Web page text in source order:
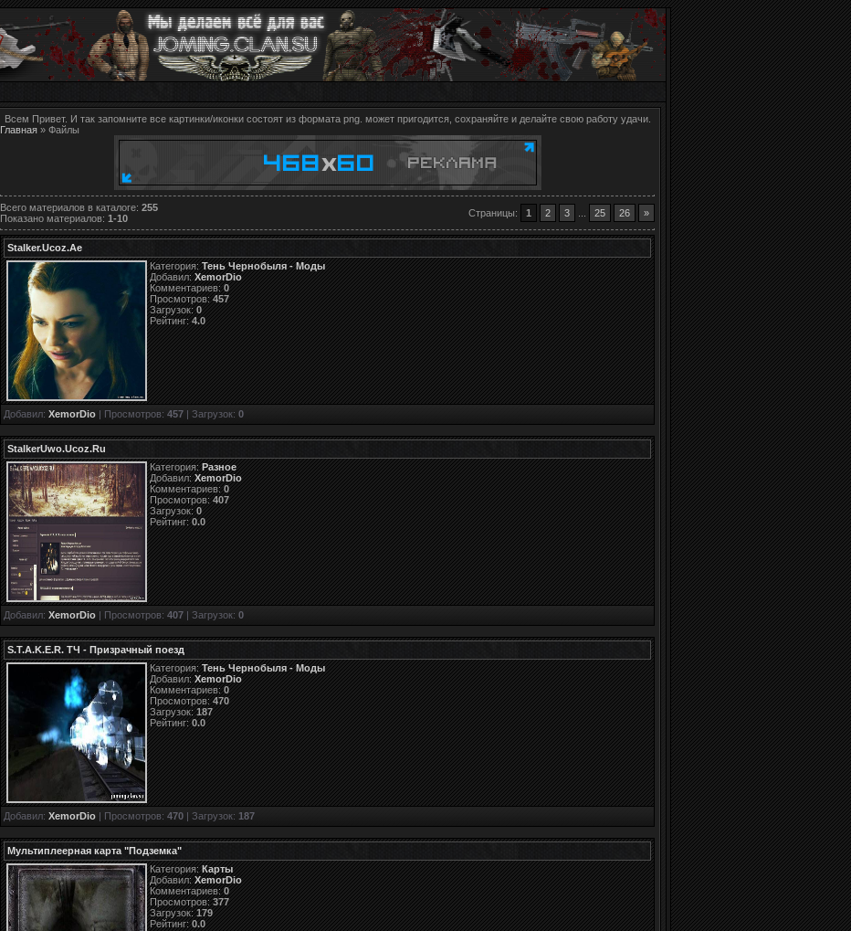
Всем Привет. И так запомните все картинки/иконки состоят из формата png. может пригодится, сохраняйте и делайте свою работу удачи.
Главная » Файлы
Всего материалов в каталоге: 255
Показано материалов: 1-10 Страницы: 1 2 3 25 26 »
Stalker.Ucoz.Ae
Категория:Тень Чернобыля - Моды
Добавил:XemorDio
Комментариев:0
Просмотров:457
Загрузок:0
Рейтинг:4.0
Добавил: XemorDio | Просмотров: 457 | Загрузок: 0
StalkerUwo.Ucoz.Ru
Категория:Разное
Добавил:XemorDio
Комментариев:0
Просмотров:407
Загрузок:0
Рейтинг:0.0
Добавил: XemorDio | Просмотров: 407 | Загрузок: 0
S.T.A.K.E.R. ТЧ - Призрачный поезд
Категория:Тень Чернобыля - Моды
Добавил:XemorDio
Комментариев:0
Просмотров:470
Загрузок:187
Рейтинг:0.0
Добавил: XemorDio | Просмотров: 470 | Загрузок: 187
Мультиплеерная карта "Подземка"
Категория:Карты
Добавил:XemorDio
Комментариев:0
Просмотров:377
Загрузок:179
Рейтинг:0.0